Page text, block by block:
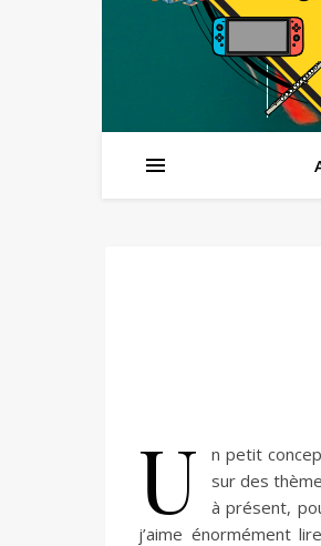
U
n petit
sur des
à présent,
j’aime énormément